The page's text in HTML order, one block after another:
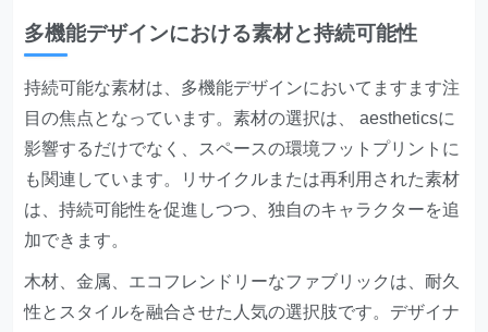
多機能デザインにおける素材と持続可能性
持続可能な素材は、多機能デザインにおいてますます注
目の焦点となっています。素材の選択は、 aestheticsに
影響するだけでなく、スペースの環境フットプリントに
も関連しています。リサイクルまたは再利用された素材
は、持続可能性を促進しつつ、独自のキャラクターを追
加できます。
木材、金属、エコフレンドリーなファブリックは、耐久
性とスタイルを融合させた人気の選択肢です。デザイナ